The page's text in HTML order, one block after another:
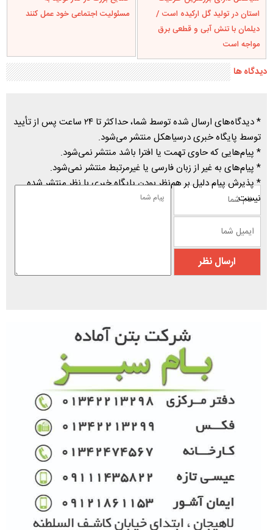
استان در تولید گل ارکیده است /
دیلمان با تنش آبی و قطعی برق
مواجه است
مسئولیت اجتماعی خود عمل کنند
دیدگاه ها
* دیدگاه‌های ارسال شده توسط شما، حداکثر تا ۲۴ ساعت پس از تأیید
توسط پایگاه خبری درسیاهکل منتشر می‌شود.
* پیام‌هایی که حاوی تهمت یا افترا باشد منتشر نمی‌شود.
* پیام‌های به غیر از زبان فارسی یا غیرمرتبط منتشر نمی‌شود.
* پذیرش پیام دلیل بر هم‌نظر بودن پایگاه خبری با نظر منتشر شده
نیست.